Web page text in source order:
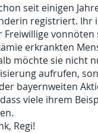
seit einigen
registriert. Ihr
Freiwillige
erkrankten
möchte sie nicht
aufrufen,
bayernweiten
viele ihrem
Regi!